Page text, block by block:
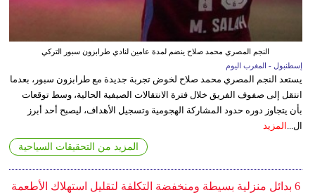
النجم المصري محمد صلاح ينضم لمدة عامين لنادي طرابزون سبور التركي
إسطنبول - المغرب اليوم
يستعد النجم المصري محمد صلاح لخوض تجربة جديدة مع طرابزون سبور، بعدما
انتقل إلى صفوف الفريق خلال فترة الانتقالات الصيفية الحالية، وسط توقعات
بأن يتجاوز دوره حدود المشاركة الهجومية وتسجيل الأهداف، ليصبح أحد أبرز
ال... المزيد
المزيد من التحقيقات السياحية
6 بدائل منزلية بسيطة ومنخفضة التكلفة لتقليل استهلاك الأطعمة